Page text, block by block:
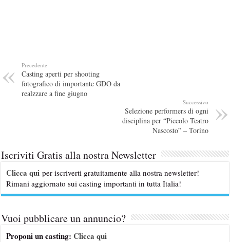
Precedente
Casting aperti per shooting
fotografico di importante GDO da
realzzare a fine giugno
Successivo
Selezione performers di ogni
disciplina per “Piccolo Teatro
Nascosto” – Torino
Iscriviti Gratis alla nostra Newsletter
Clicca qui per iscriverti gratuitamente alla nostra newsletter!
Rimani aggiornato sui casting importanti in tutta Italia!
Vuoi pubblicare un annuncio?
Proponi un casting:Clicca qui